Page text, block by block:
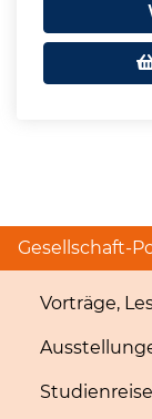
Gesellschaft-
Vorträge,